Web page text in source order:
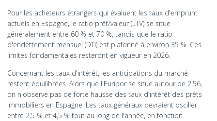
Pour les acheteurs étrangers qui évaluent les taux d'emprunt
actuels en Espagne, le ratio prêt/valeur (LTV) se situe
généralement entre 60 % et 70 %, tandis que le ratio
d'endettement mensuel (DTI) est plafonné à environ 35 %. Ces
limites fondamentales resteront en vigueur en 2026.
Concernant les taux d'intérêt, les anticipations du marché
restent équilibrées. Alors que l'Euribor se situe autour de 2,56,
on n'observe pas de forte hausse des taux d'intérêt des prêts
immobiliers en Espagne. Les taux généraux devraient osciller
entre 2,5 % et 4,5 % tout au long de l'année, en fonction